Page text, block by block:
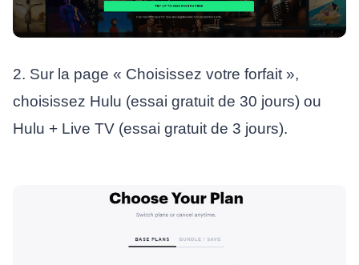
2. Sur la page « Choisissez votre forfait »,
choisissez Hulu (essai gratuit de 30 jours) ou
Hulu + Live TV (essai gratuit de 3 jours).